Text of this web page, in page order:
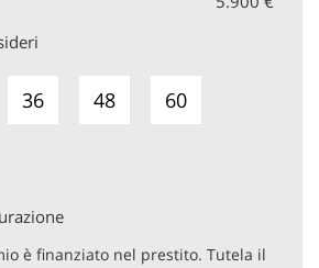
36 48 60
è finanziato nel prestito. Tutela il